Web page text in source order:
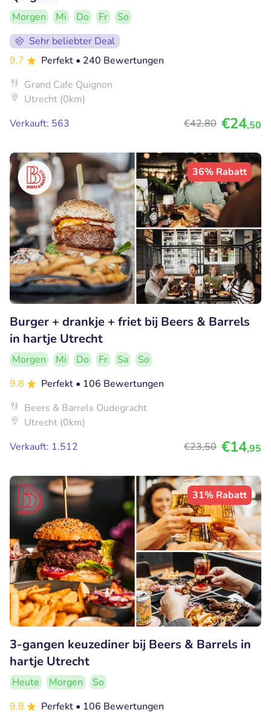
Morgen Mi Do Fr
So
Sehr beliebter Deal
9.7
Perfekt • 240 Bewertungen
Grand Cafe Quignon
Utrecht (0km)
Verkauft: 563
€42,80 €24,50
36% Rabatt
Burger + drankje + friet bij Beers & Barrels
in hartje Utrecht
Morgen Mi Do Fr Sa
So
9.8
Perfekt • 106 Bewertungen
Beers & Barrels Oudegracht
Utrecht (0km)
Verkauft: 1.512
€23,50 €14,95
31% Rabatt
3-gangen keuzediner bij Beers & Barrels in
hartje Utrecht
Heute Morgen
So
9.8
Perfekt • 106 Bewertungen